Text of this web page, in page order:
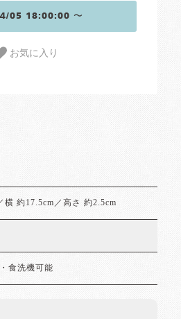
05 18:00:00 〜
お気に入り
横 約17.5cm／高さ 約2.5cm
食洗機可能